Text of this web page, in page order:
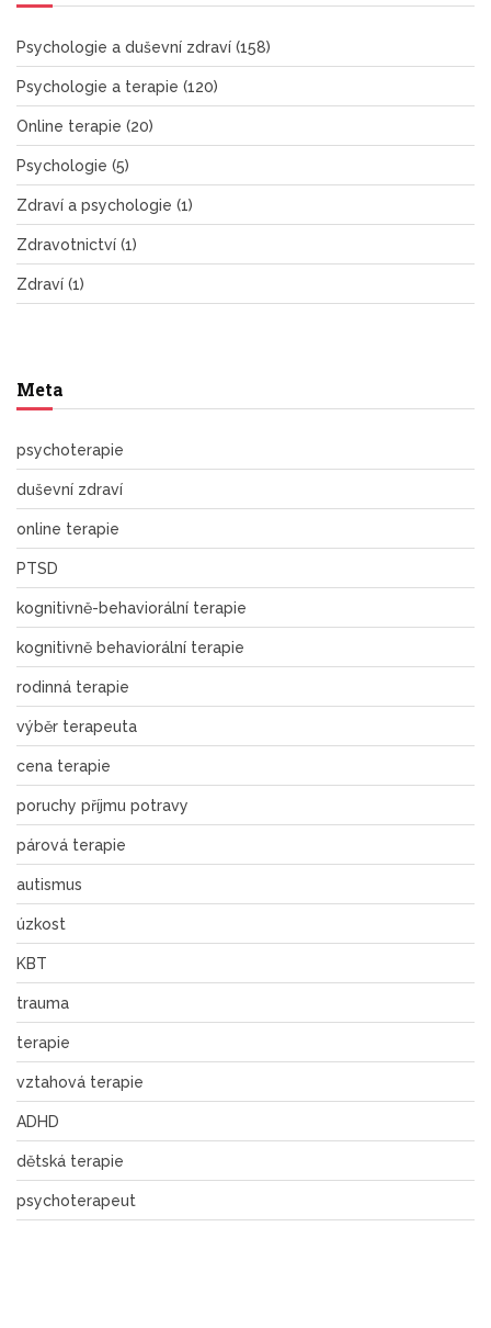
Psychologie a duševní zdraví (158)
Psychologie a terapie (120)
Online terapie (20)
Psychologie (5)
Zdraví a psychologie (1)
Zdravotnictví (1)
Zdraví (1)
Meta
psychoterapie
duševní zdraví
online terapie
PTSD
kognitivně-behaviorální terapie
kognitivně behaviorální terapie
rodinná terapie
výběr terapeuta
cena terapie
poruchy příjmu potravy
párová terapie
autismus
úzkost
KBT
trauma
terapie
vztahová terapie
ADHD
dětská terapie
psychoterapeut